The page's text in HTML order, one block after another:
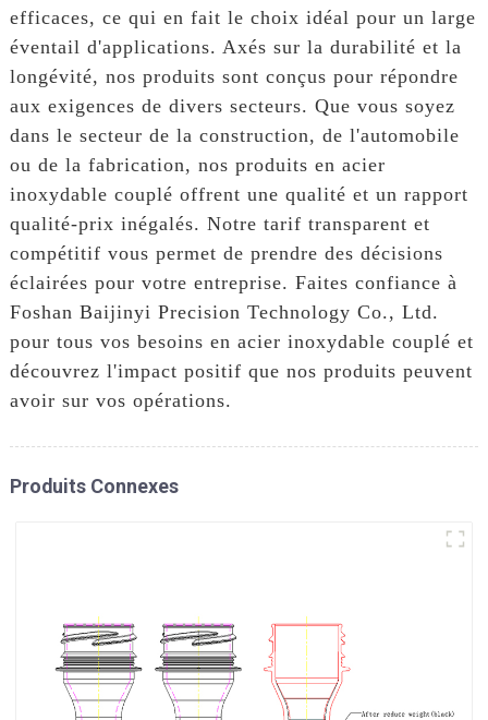
efficaces, ce qui en fait le choix idéal pour un large
éventail d'applications. Axés sur la durabilité et la
longévité, nos produits sont conçus pour répondre
aux exigences de divers secteurs. Que vous soyez
dans le secteur de la construction, de l'automobile
ou de la fabrication, nos produits en acier
inoxydable couplé offrent une qualité et un rapport
qualité-prix inégalés. Notre tarif transparent et
compétitif vous permet de prendre des décisions
éclairées pour votre entreprise. Faites confiance à
Foshan Baijinyi Precision Technology Co., Ltd.
pour tous vos besoins en acier inoxydable couplé et
découvrez l'impact positif que nos produits peuvent
avoir sur vos opérations.
Produits Connexes